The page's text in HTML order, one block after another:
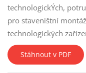
technologickÝch,
pro staveništní
technologických
Stáhnout v PDF